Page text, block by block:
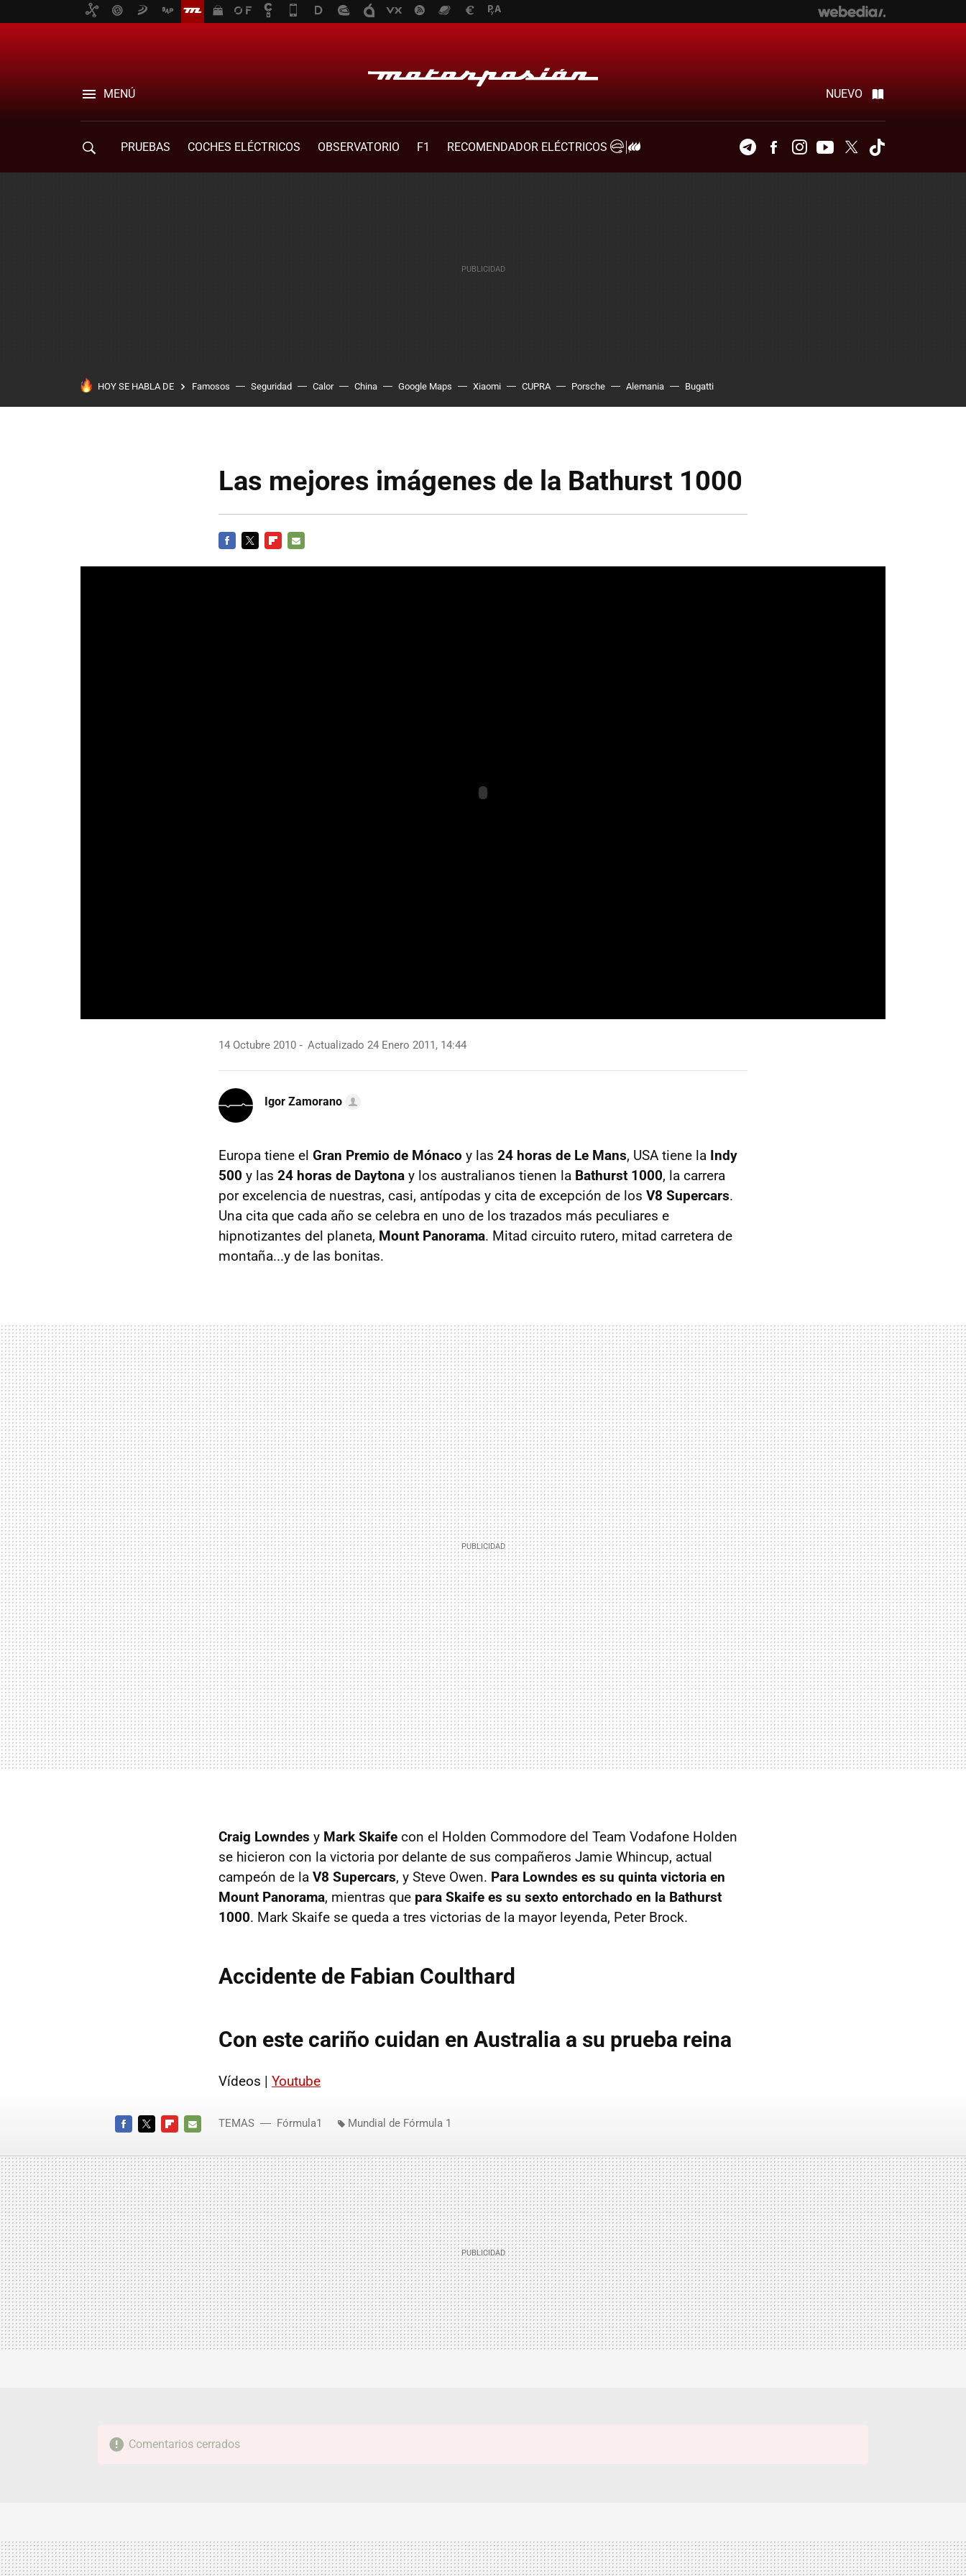
MENÚ NUEVO
PRUEBAS COCHES ELÉCTRICOS OBSERVATORIO F1
RECOMENDADOR ELÉCTRICOS
TelegramFacebookInstagramYoutubeTwitter
HOY SE HABLA DE Famosos Seguridad Calor China Google Maps Xiaomi CUPRA Porsche Alemania Bugatti
Las mejores imágenes de la Bathurst 1000
14 Octubre 2010 Actualizado 24 Enero 2011, 14:44
Igor Zamorano
Europa tiene el Gran Premio de Mónaco y las 24 horas de Le Mans, USA tiene la Indy
500 y las 24 horas de Daytona y los australianos tienen la Bathurst 1000, la carrera
por excelencia de nuestras, casi, antípodas y cita de excepción de los V8 Supercars.
Una cita que cada año se celebra en uno de los trazados más peculiares e
hipnotizantes del planeta, Mount Panorama. Mitad circuito rutero, mitad carretera de
montaña...y de las bonitas.
Craig Lowndes y Mark Skaife con el Holden Commodore del Team Vodafone Holden
se hicieron con la victoria por delante de sus compañeros Jamie Whincup, actual
campeón de la V8 Supercars, y Steve Owen. Para Lowndes es su quinta victoria en
Mount Panorama, mientras que para Skaife es su sexto entorchado en la Bathurst
1000. Mark Skaife se queda a tres victorias de la mayor leyenda, Peter Brock.
Accidente de Fabian Coulthard
Con este cariño cuidan en Australia a su prueba reina
Vídeos | Youtube
MAIL
TEMAS Fórmula1 Mundial de Fórmula 1
Comentarios cerrados